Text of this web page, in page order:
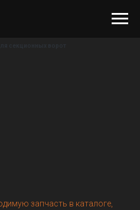
запчасть в каталоге,